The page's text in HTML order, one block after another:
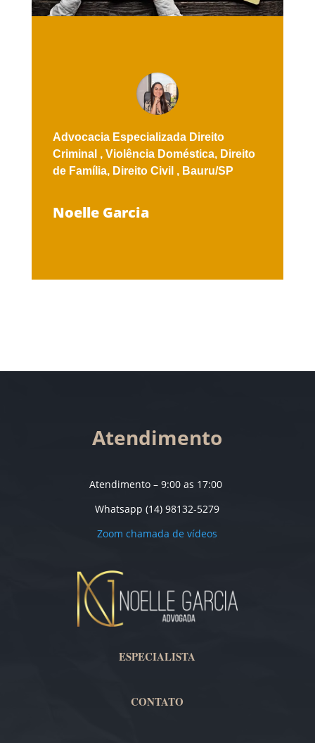
Advocacia Especializada Direito
Criminal , Violência Doméstica, Direito
de Família, Direito Civil , Bauru/SP
Noelle Garcia
Atendimento
Atendimento – 9:00 as 17:00
Whatsapp (14) 98132-5279
Zoom chamada de vídeos
ESPECIALISTA
CONTATO